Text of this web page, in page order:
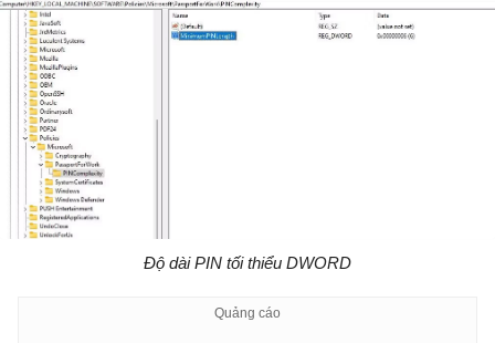
Độ dài PIN tối thiểu DWORD